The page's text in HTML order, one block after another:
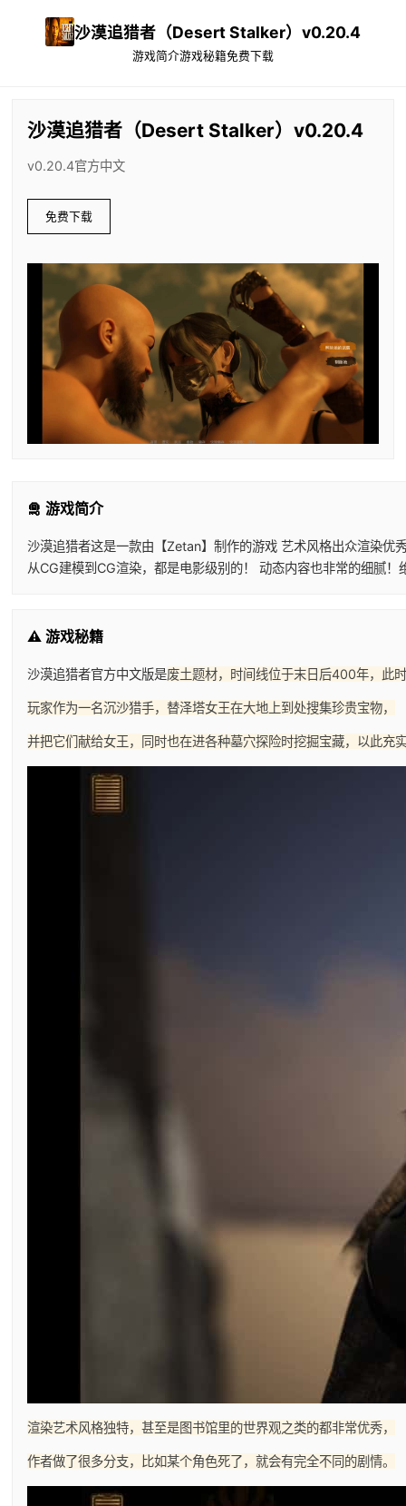
沙漠追猎者（Desert Stalker）v0.20.4
游戏简介游戏秘籍免费下载
沙漠追猎者（Desert Stalker）v0.20.4
v0.20.4官方中文
免费下载
🛅 游戏简介
沙漠追猎者这是一款由【Zetan】制作的游戏 艺术风格出众渲染优
从CG建模到CG渲染，都是电影级别的！ 动态内容也非常的细腻
⚠️ 游戏秘籍
沙漠追猎者官方中文版是废土题材，时间线位于末日后400年，此
玩家作为一名沉沙猎手，替泽塔女王在大地上到处搜集珍贵宝物，
并把它们献给女王，同时也在进各种墓穴探险时挖掘宝藏，以此充
渲染艺术风格独特，甚至是图书馆里的世界观之类的都非常优秀，
作者做了很多分支，比如某个角色死了，就会有完全不同的剧情。